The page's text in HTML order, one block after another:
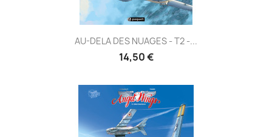
AU-DELA DES NUAGES - T2 -...
14,50 €